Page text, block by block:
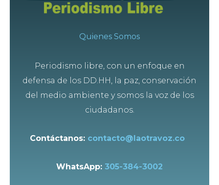
Quienes Somos
Periodismo libre, con un enfoque en
defensa de los DD.HH, la paz, conservación
del medio ambiente y somos la voz de los
ciudadanos.
Contáctanos: contacto@laotravoz.co
WhatsApp: 305-384-3002